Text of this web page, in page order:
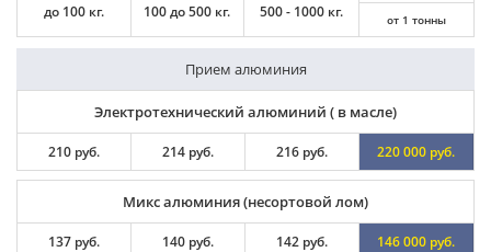
до 100 кг. 100 до 500 кг. 500 - 1000 кг. от 1 тонны
Прием алюминия
Электротехнический алюминий ( в масле)
210 руб. 214 руб. 216 руб. 220 000 руб.
Микс алюминия (несортовой лом)
137 руб. 140 руб. 142 руб. 146 000 руб.